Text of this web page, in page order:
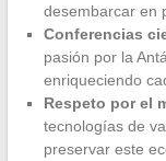
desembarcar en
Conferencias
pasión por la
enriqueciendo
Respeto por el
tecnologías de
preservar este